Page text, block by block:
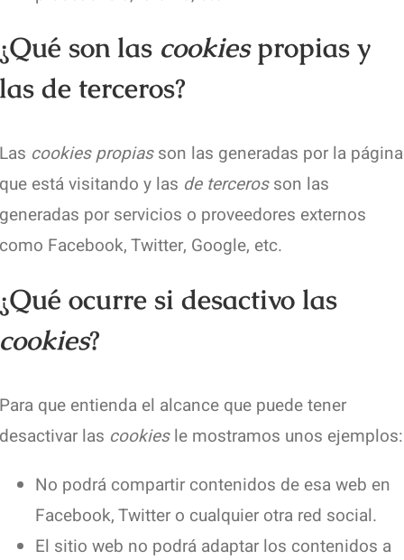
¿Qué son las cookiespropias y
las de terceros?
Las cookies propiasson las generadas por la página
que está visitando y las de tercerosson las
generadas por servicios o proveedores externos
como Facebook, Twitter, Google, etc.
¿Qué ocurre si desactivo las
cookies?
Para que entienda el alcance que puede tener
desactivar las cookiesle mostramos unos ejemplos:
No podrá compartir contenidos de esa web en
Facebook, Twitter o cualquier otra red social.
El sitio web no podrá adaptar los contenidos a